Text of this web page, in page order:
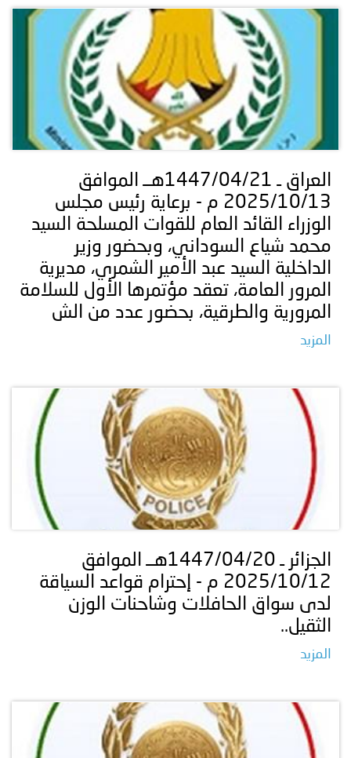
العراق ـ 1447/04/21هــ الموافق
2025/10/13 م - برعاية رئيس مجلس
الوزراء القائد العام للقوات المسلحة السيد
محمد شياع السوداني، وبحضور وزير
الداخلية السيد عبد الأمير الشمري، مديرية
المرور العامة، تعقد مؤتمرها الأول للسلامة
المرورية والطرقية، بحضور عدد من الش
المزيد
الجزائر ـ 1447/04/20هــ الموافق
2025/10/12 م - إحترام قواعد السياقة
لدى سواق الحافلات وشاحنات الوزن
الثقيل..
المزيد